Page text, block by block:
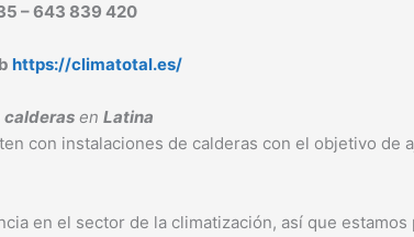
– 643 839 420
https://climatotal.es/
calderasen Latina
con instalaciones de calderas con el objetivo de
en el sector de la climatización, así que